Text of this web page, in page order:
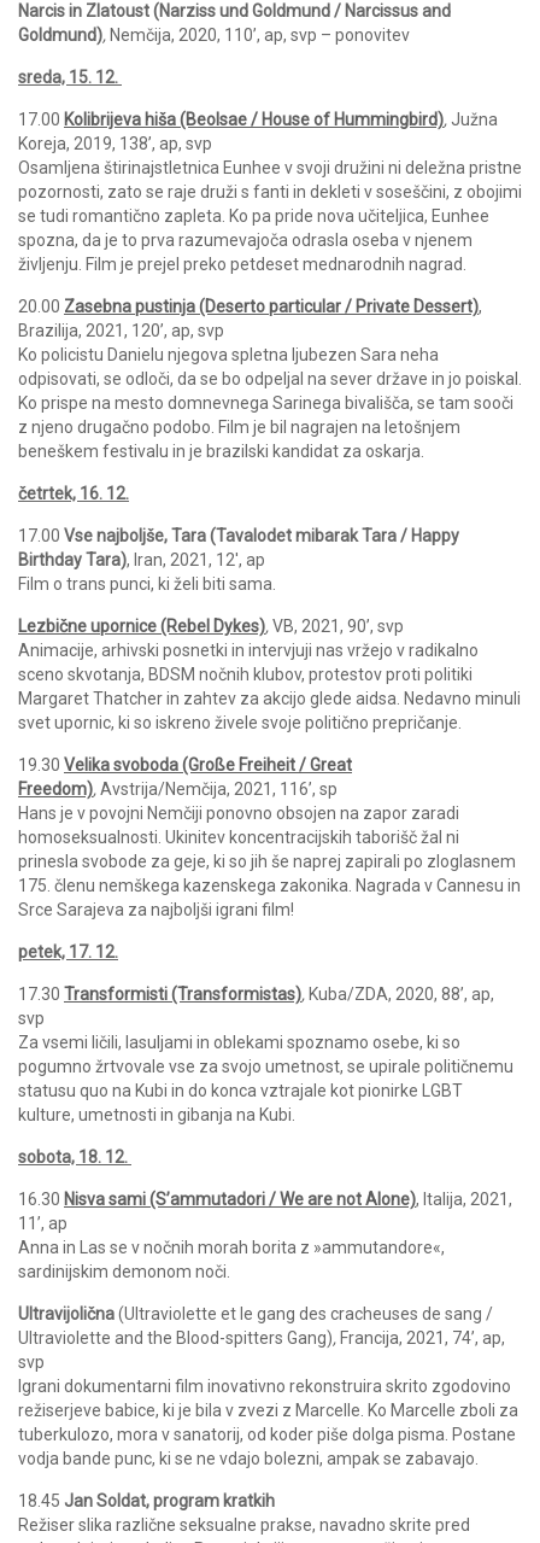
Narcis in Zlatoust(Narziss und Goldmund / Narcissus and
Goldmund), Nemčija, 2020, 110’, ap, svp – ponovitev
sreda, 15. 12.
17.00 Kolibrijeva hiša (Beolsae / House of Hummingbird),Južna
Koreja, 2019, 138’, ap, svp
Osamljena štirinajstletnica Eunhee v svoji družini ni deležna pristne
pozornosti, zato se raje druži s fanti in dekleti v soseščini, z obojimi
se tudi romantično zapleta. Ko pa pride nova učiteljica, Eunhee
spozna, da je to prva razumevajoča odrasla oseba v njenem
življenju. Film je prejel preko petdeset mednarodnih nagrad.
20.00 Zasebna pustinja (Deserto particular / Private Dessert),
Brazilija, 2021, 120’, ap, svp
Ko policistu Danielu njegova spletna ljubezen Sara neha
odpisovati, se odloči, da se bo odpeljal na sever države in jo poiskal.
Ko prispe na mesto domnevnega Sarinega bivališča, se tam sooči
z njeno drugačno podobo. Film je bil nagrajen na letošnjem
beneškem festivalu in je brazilski kandidat za oskarja.
četrtek, 16. 12.
17.00 Vse najboljše, Tara (Tavalodet mibarak Tara / Happy
Birthday Tara), Iran, 2021, 12′, ap
Film o trans punci, ki želi biti sama.
Lezbične upornice (Rebel Dykes),VB, 2021, 90’, svp
Animacije, arhivski posnetki in intervjuji nas vržejo v radikalno
sceno skvotanja, BDSM nočnih klubov, protestov proti politiki
Margaret Thatcher in zahtev za akcijo glede aidsa. Nedavno minuli
svet upornic, ki so iskreno živele svoje politično prepričanje.
19.30 Velika svoboda (Große Freiheit / Great
Freedom),Avstrija/Nemčija, 2021, 116’, sp
Hans je v povojni Nemčiji ponovno obsojen na zapor zaradi
homoseksualnosti. Ukinitev koncentracijskih taborišč žal ni
prinesla svobode za geje, ki so jih še naprej zapirali po zloglasnem
175. členu nemškega kazenskega zakonika. Nagrada v Cannesu in
Srce Sarajeva za najboljši igrani film!
petek, 17. 12.
17.30 Transformisti (Transformistas), Kuba/ZDA, 2020, 88’, ap,
svp
Za vsemi ličili, lasuljami in oblekami spoznamo osebe, ki so
pogumno žrtvovale vse za svojo umetnost, se upirale političnemu
statusu quo na Kubi in do konca vztrajale kot pionirke LGBT
kulture, umetnosti in gibanja na Kubi.
sobota, 18. 12.
16.30 Nisva sami (S’ammutadori / We are not Alone), Italija, 2021,
11’, ap
Anna in Las se v nočnih morah borita z »ammutandore«,
sardinijskim demonom noči.
Ultravijolična(Ultraviolette et le gang des cracheuses de sang /
Ultraviolette and the Blood-spitters Gang), Francija, 2021, 74’, ap,
svp
Igrani dokumentarni film inovativno rekonstruira skrito zgodovino
režiserjeve babice, ki je bila v zvezi z Marcelle. Ko Marcelle zboli za
tuberkulozo, mora v sanatorij, od koder piše dolga pisma. Postane
vodja bande punc, ki se ne vdajo bolezni, ampak se zabavajo.
18.45 Jan Soldat, program kratkih
Režiser slika različne seksualne prakse, navadno skrite pred